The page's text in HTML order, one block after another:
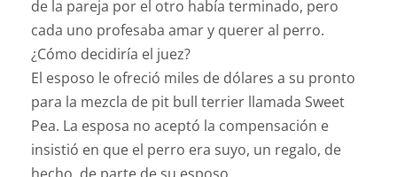
de la pareja por el otro había terminado, pero
cada uno profesaba amar y querer al perro.
¿Cómo decidiría el juez?
El esposo le ofreció miles de dólares a su pronto
para la mezcla de pit bull terrier llamada Sweet
Pea. La esposa no aceptó la compensación e
insistió en que el perro era suyo, un regalo, de